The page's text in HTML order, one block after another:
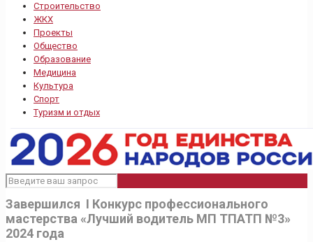
Строительство
ЖКХ
Проекты
Общество
Образование
Медицина
Культура
Спорт
Туризм и отдых
Завершился I Конкурс профессионального
мастерства «Лучший водитель МП ТПАТП №3»
2024 года